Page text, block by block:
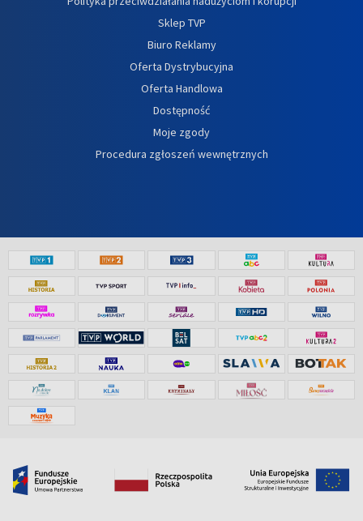
Sklep TVP
Biuro Reklamy
Oferta Dystrybucyjna
Oferta Handlowa
Dostępność
Moje zgody
Procedura zgłoszeń wewnętrznych